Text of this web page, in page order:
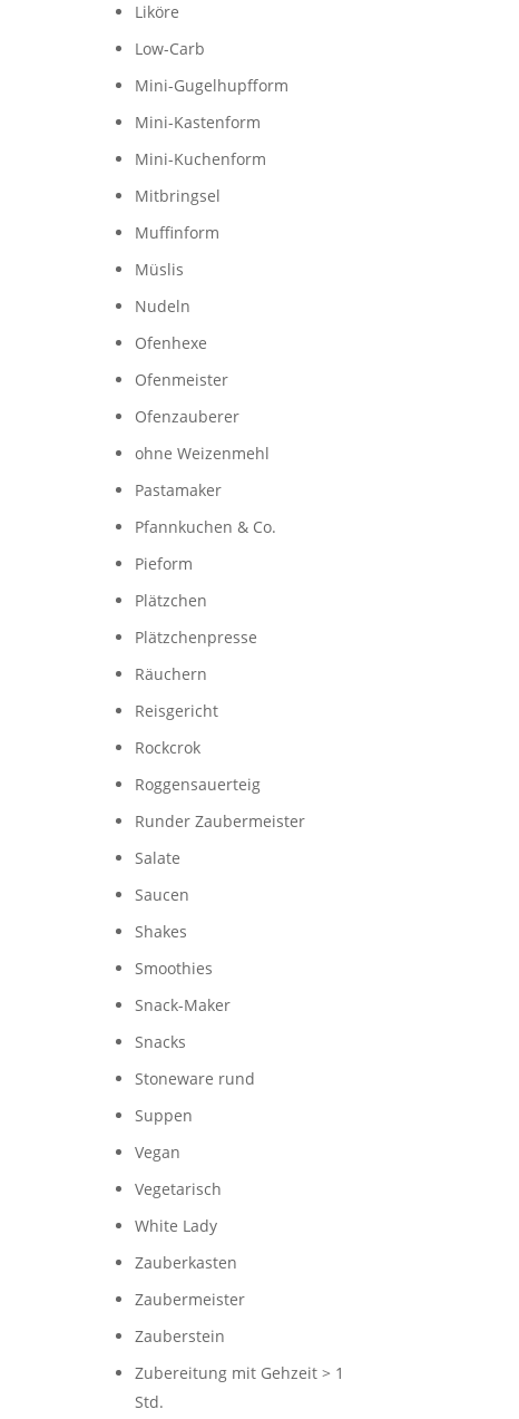
Liköre
Low-Carb
Mini-Gugelhupfform
Mini-Kastenform
Mini-Kuchenform
Mitbringsel
Muffinform
Müslis
Nudeln
Ofenhexe
Ofenmeister
Ofenzauberer
ohne Weizenmehl
Pastamaker
Pfannkuchen & Co.
Pieform
Plätzchen
Plätzchenpresse
Räuchern
Reisgericht
Rockcrok
Roggensauerteig
Runder Zaubermeister
Salate
Saucen
Shakes
Smoothies
Snack-Maker
Snacks
Stoneware rund
Suppen
Vegan
Vegetarisch
White Lady
Zauberkasten
Zaubermeister
Zauberstein
Zubereitung mit Gehzeit > 1
Std.